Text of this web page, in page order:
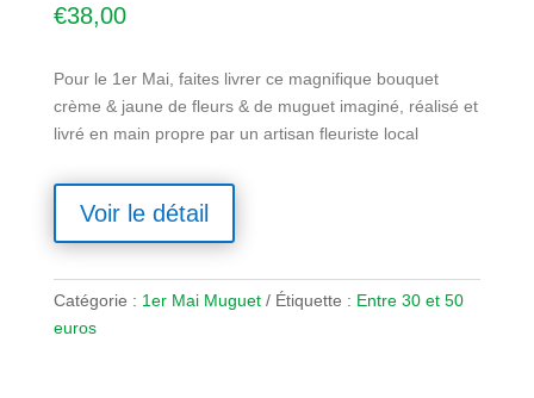
€38,00
Pour le 1er Mai, faites livrer ce magnifique bouquet
crème & jaune de fleurs & de muguet imaginé, réalisé et
livré en main propre par un artisan fleuriste local
Voir le détail
Catégorie : 1er Mai Muguet Étiquette : Entre 30 et 50
euros